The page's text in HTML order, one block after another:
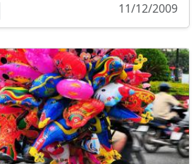
11/12/2009